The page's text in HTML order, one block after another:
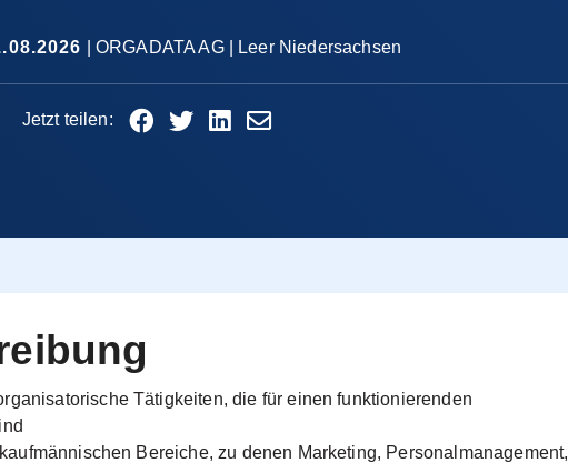
ORGADATA AG | Leer Niedersachsen
Jetzt teilen:
Tätigkeiten, die für einen funktionierenden
Bereiche, zu denen Marketing, Personalmanagement,